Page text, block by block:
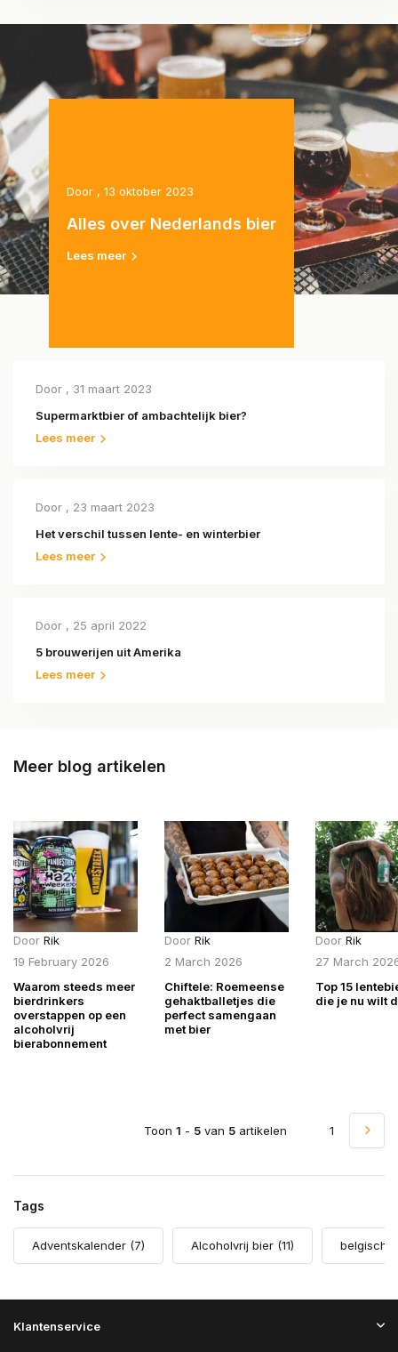
Door , 13 oktober 2023
Alles over Nederlands bier
Lees meer
Door , 31 maart 2023
Supermarktbier of ambachtelijk bier?
Lees meer
Door , 23 maart 2023
Het verschil tussen lente- en winterbier
Lees meer
Door , 25 april 2022
5 brouwerijen uit Amerika
Lees meer
Meer blog artikelen
Door Rik
19 February 2026
Waarom steeds meer
bierdrinkers
overstappen op een
alcoholvrij
bierabonnement
Door Rik
2 March 2026
Chiftele: Roemeense
gehaktballetjes die
perfect samengaan
met bier
Door Rik
27 March
Top 15
die je nu wilt
Toon 1 - 5 van 5 artikelen 1
Tags
Adventskalender (7) Alcoholvrij bier (11) belgisch
Klantenservice